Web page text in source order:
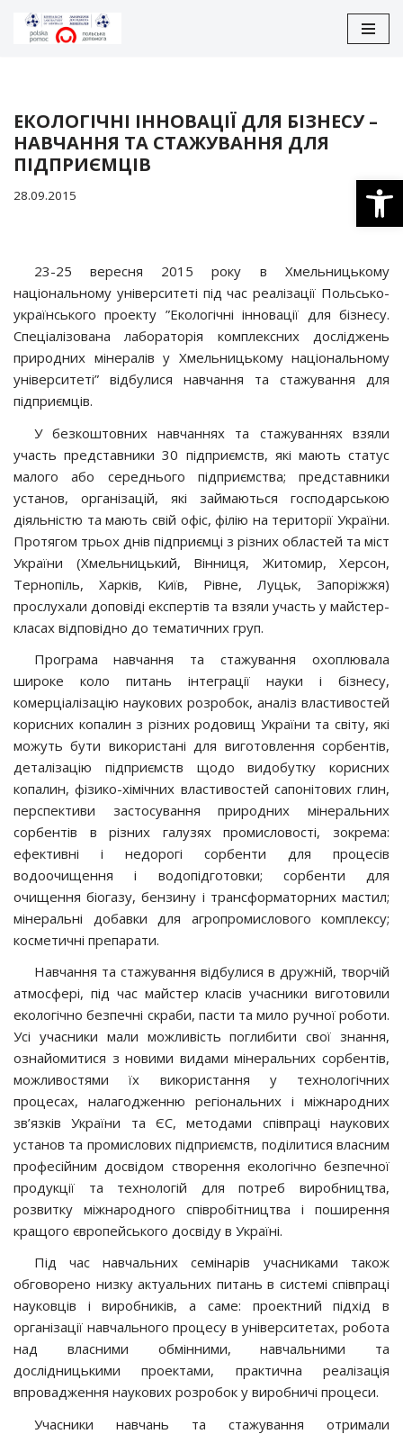
Перейти
ЕКОЛОГІЧНІ ІННОВАЦІЇ ДЛЯ БІЗНЕСУ –
НАВЧАННЯ ТА СТАЖУВАННЯ ДЛЯ
ПІДПРИЄМЦІВ
28.09.2015
23-25 вересня 2015 року в Хмельницькому
національному університеті під час реалізації Польсько-
українського проекту ”Екологічні інновації для бізнесу.
Спеціалізована лабораторія комплексних досліджень
природних мінералів у Хмельницькому національному
університеті” відбулися навчання та стажування для
підприємців.
У безкоштовних навчаннях та стажуваннях взяли
участь представники 30 підприємств, які мають статус
малого або середнього підприємства; представники
установ, організацій, які займаються господарською
діяльністю та мають свій офіс, філію на території України.
Протягом трьох днів підприємці з різних областей та міст
України (Хмельницький, Вінниця, Житомир, Херсон,
Тернопіль, Харків, Київ, Рівне, Луцьк, Запоріжжя)
прослухали доповіді експертів та взяли участь у майстер-
класах відповідно до тематичних груп.
Програма навчання та стажування охоплювала
широке коло питань інтеграції науки і бізнесу,
комерціалізацію наукових розробок, аналіз властивостей
корисних копалин з різних родовищ України та світу, які
можуть бути використані для виготовлення сорбентів,
деталізацію підприємств щодо видобутку корисних
копалин, фізико-хімічних властивостей сапонітових глин,
перспективи застосування природних мінеральних
сорбентів в різних галузях промисловості, зокрема:
ефективні і недорогі сорбенти для процесів
водоочищення і водопідготовки; сорбенти для
очищення біогазу, бензину і трансформаторних мастил;
мінеральні добавки для агропромислового комплексу;
косметичні препарати.
Навчання та стажування відбулися в дружній, творчій
атмосфері, під час майстер класів учасники виготовили
екологічно безпечні скраби, пасти та мило ручної роботи.
Усі учасники мали можливість поглибити свої знання,
ознайомитися з новими видами мінеральних сорбентів,
можливостями їх використання у технологічних
процесах, налагодженню регіональних і міжнародних
зв’язків України та ЄС, методами співпраці наукових
установ та промислових підприємств, поділитися власним
професійним досвідом створення екологічно безпечної
продукції та технологій для потреб виробництва,
розвитку міжнародного співробітництва і поширення
кращого європейського досвіду в Україні.
Під час навчальних семінарів учасниками також
обговорено низку актуальних питань в системі співпраці
науковців і виробників, а саме: проектний підхід в
організації навчального процесу в університетах, робота
над власними обмінними, навчальними та
дослідницькими проектами, практична реалізація
впровадження наукових розробок у виробничі процеси.
Учасники навчань та стажування отримали